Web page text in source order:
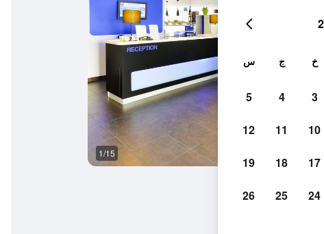
1/15
خ ج س
3
4
5
10
11
12
17
18
19
24
25
26